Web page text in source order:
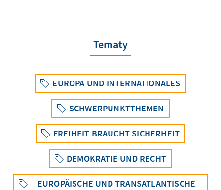
Tematy
EUROPA UND INTERNATIONALES
SCHWERPUNKTTHEMEN
FREIHEIT BRAUCHT SICHERHEIT
DEMOKRATIE UND RECHT
EUROPÄISCHE UND TRANSATLANTISCHE